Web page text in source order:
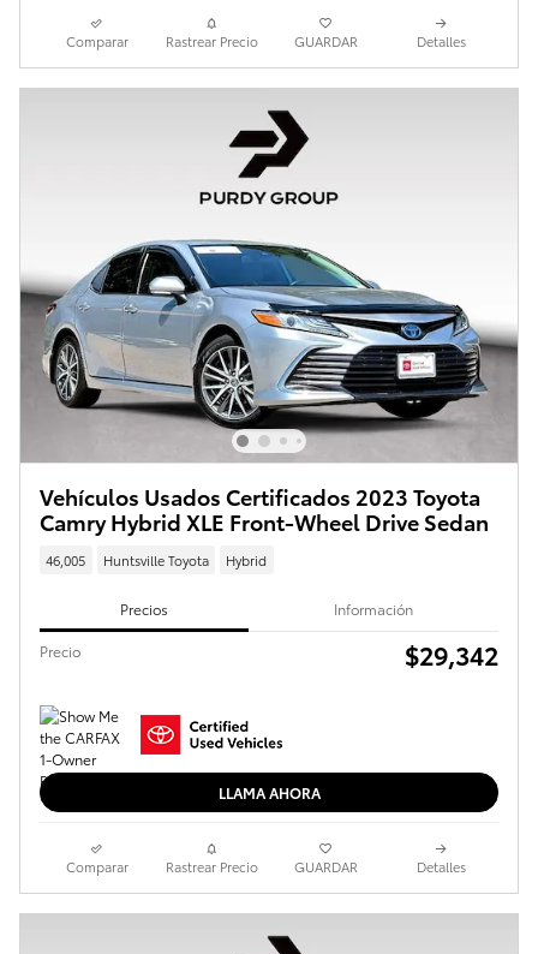
Comparar Rastrear Precio GUARDAR Detalles
Vehículos Usados Certificados 2023 Toyota
Camry Hybrid XLE Front-Wheel Drive Sedan
46,005 Huntsville Toyota Hybrid
Precios Información
Precio $29,342
LLAMA AHORA
Comparar Rastrear Precio GUARDAR Detalles